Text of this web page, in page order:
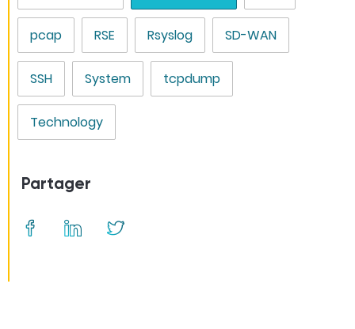
pcap RSE Rsyslog SD-WAN
SSH System tcpdump
Technology
Partager